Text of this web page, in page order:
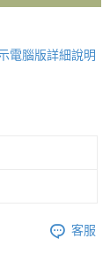
電腦版詳細說明
客服